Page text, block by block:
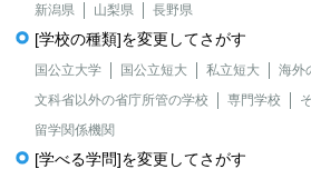
新潟県
山梨県 長野県
[学校の種類]を変更してさがす
国公立大学 国公立短大 私立短大
海外
文科省以外の省庁所管の学校
専門学校
留学関係機関
[学べる学問]を変更してさがす